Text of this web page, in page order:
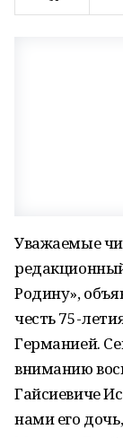
Уважаемые
Родину»,
честь 75-
Германией.
вниманию
Гайсиевиче
нами его